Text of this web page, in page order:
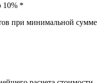
10% *
при минимальной сумме